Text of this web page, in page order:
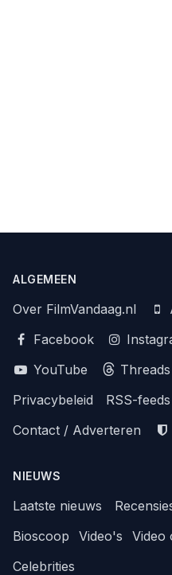
ALGEMEEN
Over FilmVandaag.nl
Facebook
YouTube
Threads
Privacybeleid
RSS-feeds
Contact / Adverteren
NIEUWS
Laatste nieuws
Bioscoop
Video's Video
Celebrities